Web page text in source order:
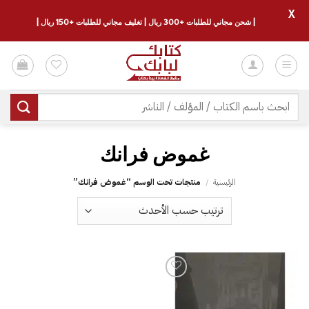
للمحتوى
البحث
عن:
غموض فرانك
الرئيسية / منتجات تحت الوسم “غموض فرانك”
إضافة
| شحن مجاني للطلبات +300 ريال | تغليف مجاني للطلبات +150 ريال |
X